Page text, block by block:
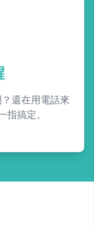
還在用電話來
指搞定。